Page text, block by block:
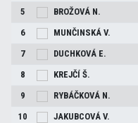
5
BROŽOVÁ N.
6
MUNČINSKÁ V.
7
DUCHKOVÁ E.
8
KREJČÍ Š.
9
RYBÁČKOVÁ N.
10
JAKUBCOVÁ V.